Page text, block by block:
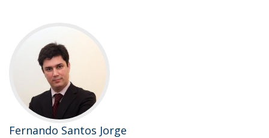
Fernando Santos Jorge